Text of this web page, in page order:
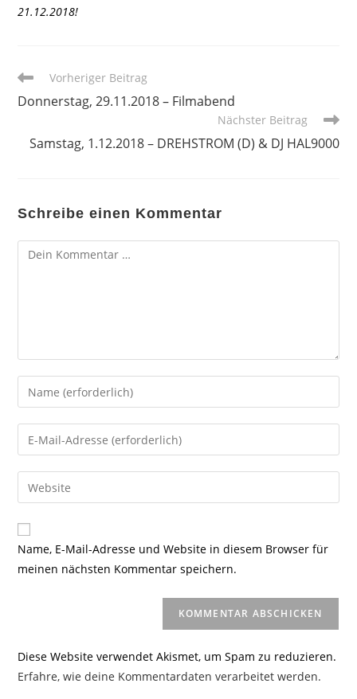
21.12.2018!
Weitere
ansehen
Vorheriger Beitrag
Donnerstag, 29.11.2018 – Filmabend
Nächster Beitrag
Samstag, 1.12.2018 – DREHSTROM (D) & DJ HAL9000
Schreibe einen Kommentar
Kommentar
Gib
deinen
Namen
oder
zum
Kommentieren
ein
Gib
deine
E-
Mail-
zum
Kommentieren
ein
Gib
deine
Website-
URL
Name, E-Mail-Adresse und Website in diesem Browser für
meinen nächsten Kommentar speichern.
Diese Website verwendet Akismet, um Spam zu reduzieren.
Erfahre, wie deine Kommentardaten verarbeitet werden.